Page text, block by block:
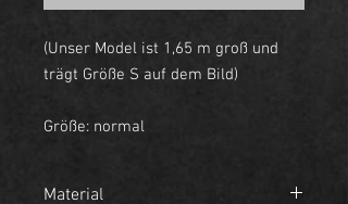
(Unser Model ist 1,65 m groß und
trägt Größe S auf dem Bild)
Größe: normal
Material